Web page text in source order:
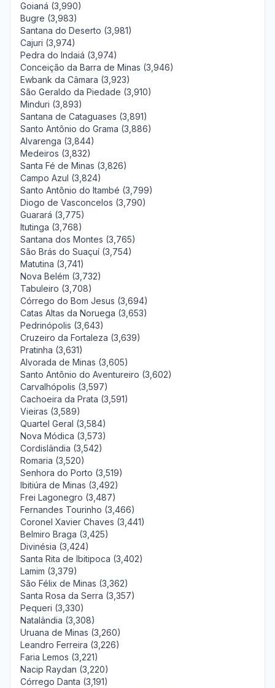
Goianá (3,990)
Bugre (3,983)
Santana do Deserto (3,981)
Cajuri (3,974)
Pedra do Indaiá (3,974)
Conceição da Barra de Minas (3,946)
Ewbank da Câmara (3,923)
São Geraldo da Piedade (3,910)
Minduri (3,893)
Santana de Cataguases (3,891)
Santo Antônio do Grama (3,886)
Alvarenga (3,844)
Medeiros (3,832)
Santa Fé de Minas (3,826)
Campo Azul (3,824)
Santo Antônio do Itambé (3,799)
Diogo de Vasconcelos (3,790)
Guarará (3,775)
Itutinga (3,768)
Santana dos Montes (3,765)
São Brás do Suaçuí (3,754)
Matutina (3,741)
Nova Belém (3,732)
Tabuleiro (3,708)
Córrego do Bom Jesus (3,694)
Catas Altas da Noruega (3,653)
Pedrinópolis (3,643)
Cruzeiro da Fortaleza (3,639)
Pratinha (3,631)
Alvorada de Minas (3,605)
Santo Antônio do Aventureiro (3,602)
Carvalhópolis (3,597)
Cachoeira da Prata (3,591)
Vieiras (3,589)
Quartel Geral (3,584)
Nova Módica (3,573)
Cordislândia (3,542)
Romaria (3,520)
Senhora do Porto (3,519)
Ibitiúra de Minas (3,492)
Frei Lagonegro (3,487)
Fernandes Tourinho (3,466)
Coronel Xavier Chaves (3,441)
Belmiro Braga (3,425)
Divinésia (3,424)
Santa Rita de Ibitipoca (3,402)
Lamim (3,379)
São Félix de Minas (3,362)
Santa Rosa da Serra (3,357)
Pequeri (3,330)
Natalândia (3,308)
Uruana de Minas (3,260)
Leandro Ferreira (3,226)
Faria Lemos (3,221)
Nacip Raydan (3,220)
Córrego Danta (3,191)